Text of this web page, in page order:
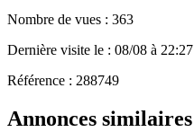
Nombre de vues : 363
Dernière visite le : 08/08 à 22:27
Référence : 288749
Annonces similaires